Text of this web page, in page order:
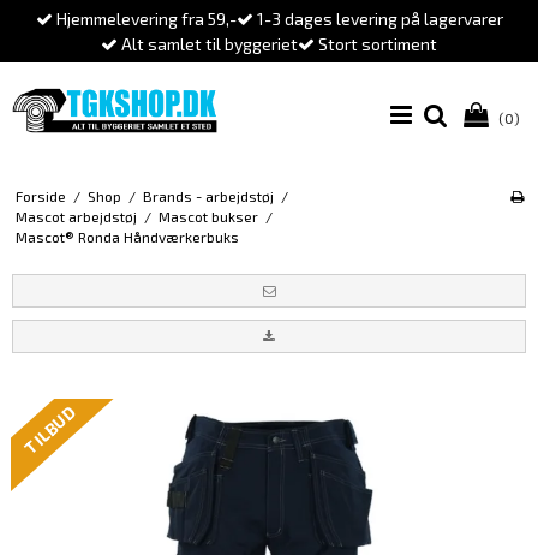
Hjemmelevering fra 59,-
1-3 dages levering på lagervarer
Alt samlet til byggeriet
Stort sortiment
(0)
Forside / Shop / Brands - arbejdstøj /
Mascot arbejdstøj / Mascot bukser /
Mascot® Ronda Håndværkerbuks
TILBUD